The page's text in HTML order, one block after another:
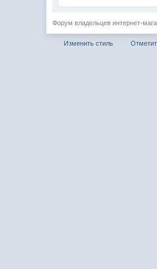
Форум владельцев интернет-
Изменить стиль